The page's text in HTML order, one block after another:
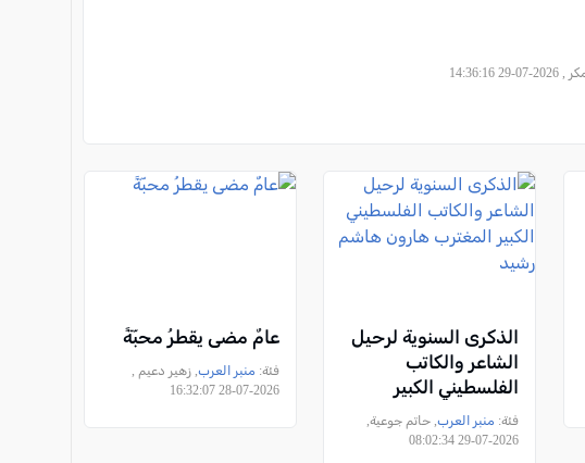
الذكرى السنوية لرحيل
الشاعر والكاتب
الفلسطيني الكبير
المغترب هارون هاشم
رشيد
فئة: منبر العرب, حاتم جوعية,
2026-07-29 08:02:34
عامٌ مضى يقطرُ محبّةً
فئة: منبر العرب, زهير دعيم ,
2026-07-28 16:32:07